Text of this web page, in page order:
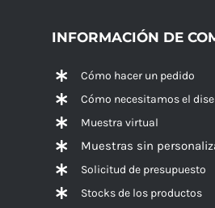
INFORMACIÓN DE
Cómo hacer un pedido
Cómo necesitamos el
Muestra virtual
Muestras sin
Solicitud de presupuesto
Stocks de los productos